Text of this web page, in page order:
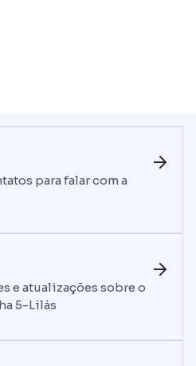
para falar com a
e atualizações sobre o
5-Lilás